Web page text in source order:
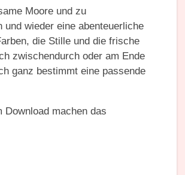
Moore und zu
wieder eine abenteuerliche
die Stille und die frische
zwischendurch oder am Ende
ganz bestimmt eine passende
machen das